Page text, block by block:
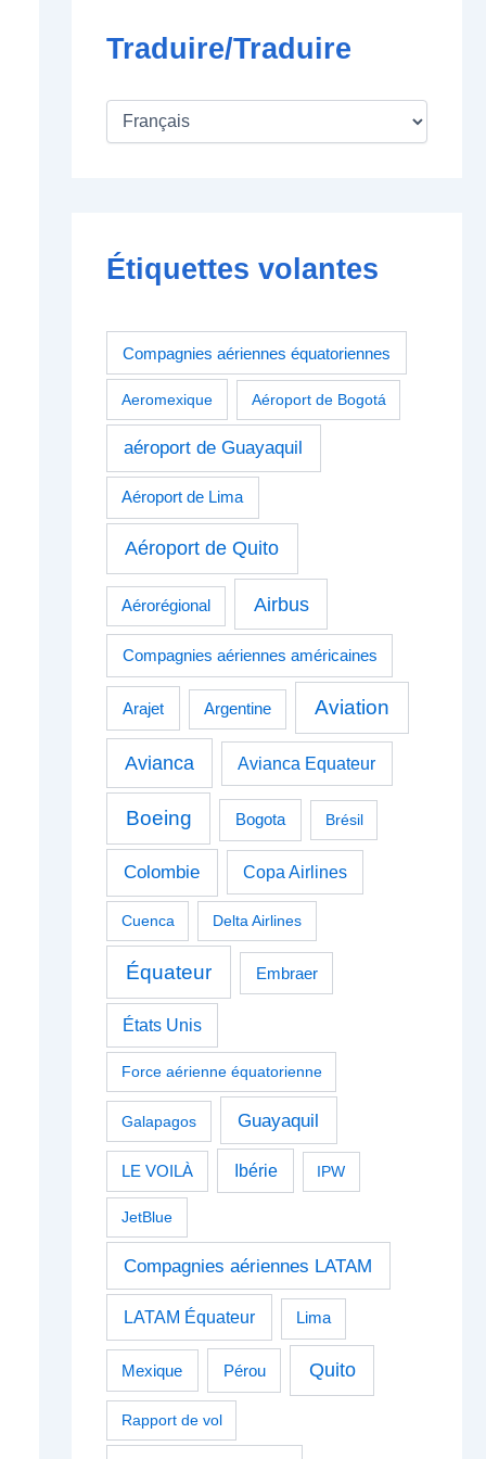
Traduire/Traduire
Étiquettes volantes
Compagnies aériennes équatoriennes
Aeromexique Aéroport de Bogotá
aéroport de Guayaquil
Aéroport de Lima
Aéroport de Quito
Aérorégional Airbus
Compagnies aériennes américaines
Arajet Argentine Aviation
Avianca Avianca Equateur
Boeing Bogota Brésil
Colombie Copa Airlines
Cuenca Delta Airlines
Équateur Embraer
États Unis
Force aérienne équatorienne
Galapagos Guayaquil
LE VOILÀ Ibérie IPW
JetBlue
Compagnies aériennes LATAM
LATAM Équateur Lima
Mexique Pérou Quito
Rapport de vol